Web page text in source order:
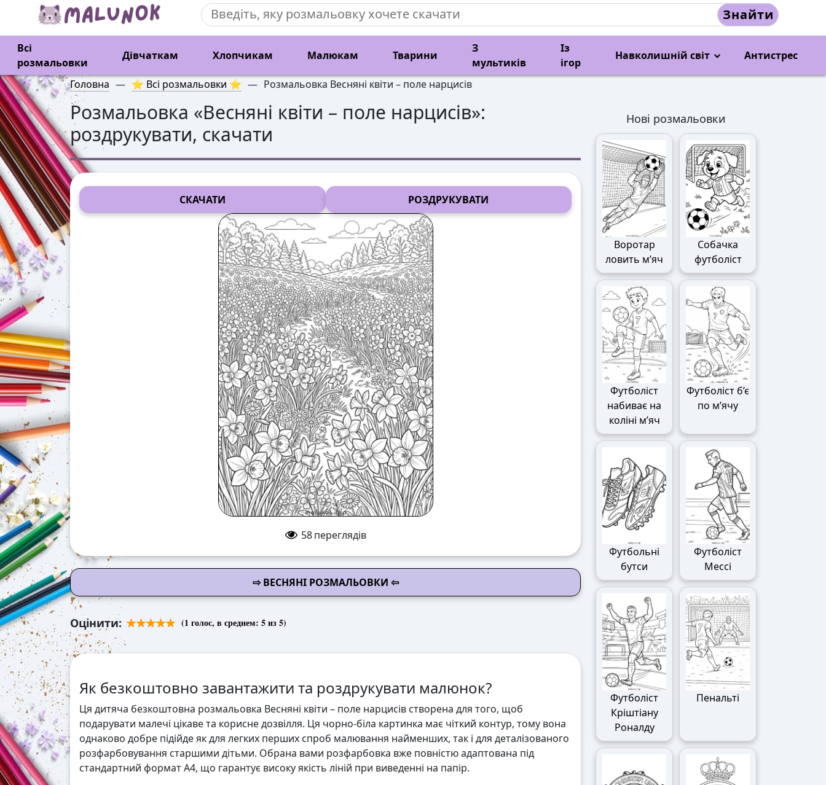
Знайти
Всі
розмальовки
Дівчаткам Хлопчикам Малюкам Тварини
З
мультиків
Із
ігор
Навколишній світ Антистрес
Головна — ⭐ Всі розмальовки ⭐ — Розмальовка Весняні квіти – поле нарцисів
Розмальовка «Весняні квіти – поле нарцисів»:
роздрукувати, скачати
СКАЧАТИ РОЗДРУКУВАТИ
58 переглядів
⇨ ВЕСНЯНІ РОЗМАЛЬОВКИ ⇦
Оцінити: (1 голос, в среднем: 5из 5)
Як безкоштовно завантажити та роздрукувати малюнок?
Ця дитяча безкоштовна розмальовка Весняні квіти – поле нарцисів створена для того, щоб
подарувати малечі цікаве та корисне дозвілля. Ця чорно-біла картинка має чіткий контур, тому вона
однаково добре підійде як для легких перших спроб малювання найменших, так і для деталізованого
розфарбовування старшими дітьми. Обрана вами розфарбовка вже повністю адаптована під
стандартний формат А4, що гарантує високу якість ліній при виведенні на папір.
Нові розмальовки
Воротар
ловить м’яч
Собачка
футболіст
Футболіст
набиває на
коліні м’яч
Футболіст б’є
по м’ячу
Футбольні
бутси
Футболіст
Мессі
Футболіст
Кріштіану
Роналду
Пенальті